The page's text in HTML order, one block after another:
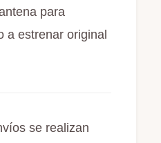
para
a estrenar original
se realizan